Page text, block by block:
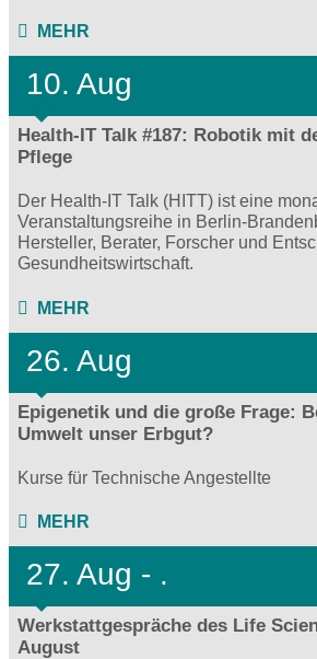
MEHR
10. Aug
Health-IT Talk #187: Robotik mit
Pflege
Der Health-IT Talk (HITT) ist eine
Veranstaltungsreihe in Berlin-
Hersteller, Berater, Forscher und
Gesundheitswirtschaft.
MEHR
26. Aug
Epigenetik und die große Frage:
Umwelt unser Erbgut?
Kurse für Technische Angestellte
MEHR
27. Aug - .
Werkstattgespräche des Life
August